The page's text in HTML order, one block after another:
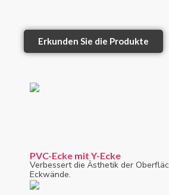
Erkunden Sie die Produkte
PVC-Ecke mit Y-Ecke
Verbessert die Ästhetik der
Eckwände.